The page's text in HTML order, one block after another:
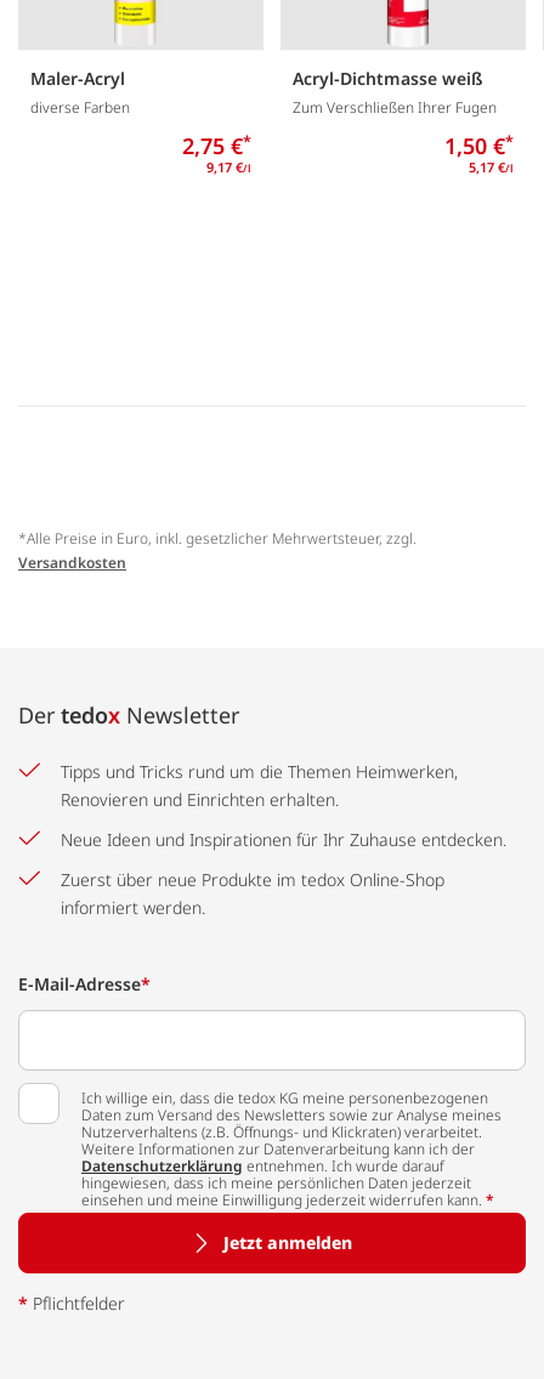
Maler-Acryl
diverse Farben
2,75 €*
9,17 €/l
Acryl-Dichtmasse weiß
Zum Verschließen Ihrer Fugen
1,50 €*
5,17 €/l
*Alle Preise in Euro, inkl. gesetzlicher Mehrwertsteuer, zzgl.
Versandkosten
Der tedox Newsletter
Tipps und Tricks rund um die Themen Heimwerken,
Renovieren und Einrichten erhalten.
Neue Ideen und Inspirationen für Ihr Zuhause entdecken.
Zuerst über neue Produkte im tedox Online-Shop
informiert werden.
E-Mail-Adresse*
Ich willige ein, dass die tedox KG meine personenbezogenen
Daten zum Versand des Newsletters sowie zur Analyse meines
Nutzerverhaltens (z.B. Öffnungs- und Klickraten) verarbeitet.
Weitere Informationen zur Datenverarbeitung kann ich der
Datenschutzerklärung entnehmen. Ich wurde darauf
hingewiesen, dass ich meine persönlichen Daten jederzeit
einsehen und meine Einwilligung jederzeit widerrufen kann. *
Jetzt anmelden
* Pflichtfelder